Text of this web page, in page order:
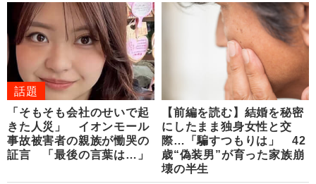
話題
「そもそも会社のせいで起
きた人災」 イオンモール
事故被害者の親族が慟哭の
証言 「最後の言葉は…」
【前編を読む】結婚を秘密
にしたまま独身女性と交
際…「騙すつもりは」 42
歳“偽装男”が育った家族崩
壊の半生